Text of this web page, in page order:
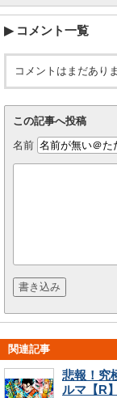
コメント一覧
コメントはまだあり
この記事へ投稿
名前
関連記事
悲報！究
ルマ【R